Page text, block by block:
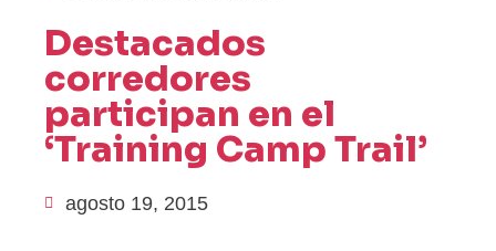
Destacados
corredores
participan en el
‘Training Camp Trail’
agosto 19, 2015